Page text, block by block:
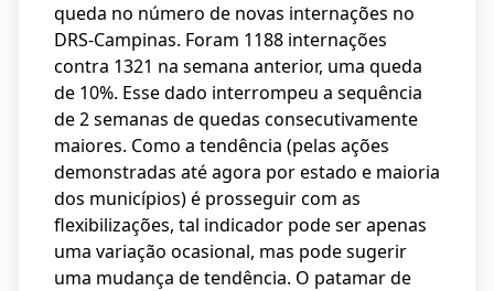
queda no número de novas internações no
DRS-Campinas. Foram 1188 internações
contra 1321 na semana anterior, uma queda
de 10%. Esse dado interrompeu a sequência
de 2 semanas de quedas consecutivamente
maiores. Como a tendência (pelas ações
demonstradas até agora por estado e maioria
dos municípios) é prosseguir com as
flexibilizações, tal indicador pode ser apenas
uma variação ocasional, mas pode sugerir
uma mudança de tendência. O patamar de